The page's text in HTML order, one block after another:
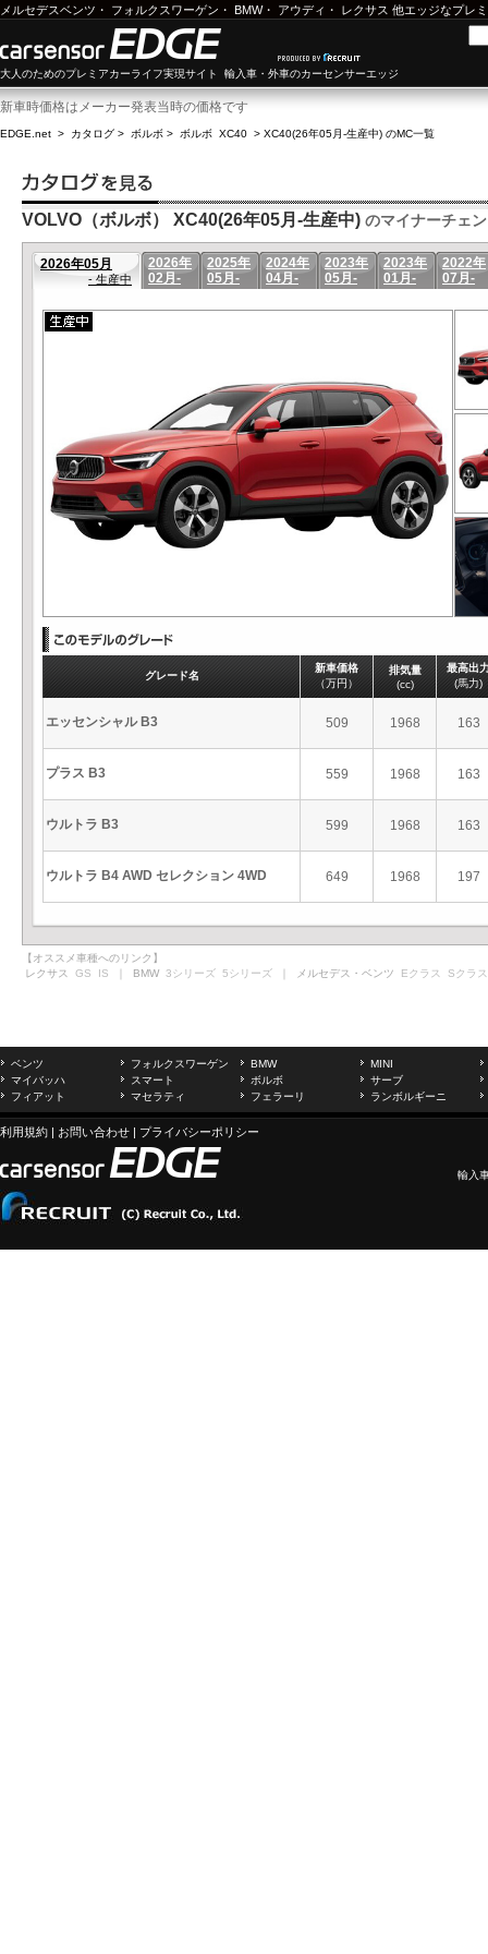
メルセデスベンツ ・ フォルクスワーゲン ・ BMW・ アウディ ・ レクサス 他エッジなプレ
大人のためのプレミアカーライフ実現サイト 輸入車・外車のカーセンサーエッジ
新車時価格はメーカー発表当時の価格です
EDGE.net > カタログ > ボルボ > ボルボ XC40 > XC40(26年05月-生産中) のMC一覧
VOLVO（ボルボ） XC40(26年05月-生産中) のマイナーチェ
2026年05月
- 生産中
2026年
02月-
2025年
05月-
2024年
04月-
2023年
05月-
2023年
01月-
2022年
07月-
グレード名
新車価格
（万円）
排気量
(cc)
最高出
(馬力)
エッセンシャル B3 509 1968 163
プラス B3 559 1968 163
ウルトラ B3 599 1968 163
ウルトラ B4 AWD セレクション 4WD 649 1968 197
【オススメ車種へのリンク】
レクサス GS IS ｜ BMW 3シリーズ 5シリーズ ｜ メルセデス・ベンツ Eクラス Sクラス
ベンツ フォルクスワーゲン BMW
MINI
マイバッハ
スマート ボルボ
サーブ
フィアット
マセラティ フェラーリ ランボルギーニ
利用規約 | お問い合わせ | プライバシーポリシー
輸入